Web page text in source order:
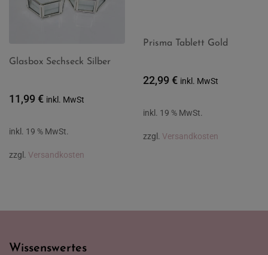
Glasbox Sechseck Silber
11,99 € inkl. MwSt
inkl. 19 % MwSt.
zzgl. Versandkosten
Prisma Tablett Gold
22,99 € inkl. MwSt
inkl. 19 % MwSt.
zzgl. Versandkosten
Wissenswertes